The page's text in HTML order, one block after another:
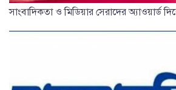
সাংবাদিকতা ও মিডিয়ার সেরাদের অ্যাওয়ার্ড